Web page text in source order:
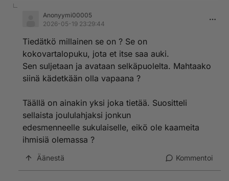
Anonyymi00005
2026-05-19 23:29:44
Tiedätkö millainen se on ? Se on
kokovartalopuku, jota et itse saa auki.
Sen suljetaan ja avataan selkäpuolelta. Mahtaako
siinä kädetkään olla vapaana ?
Täällä on ainakin yksi joka tietää. Suositteli
sellaista joululahjaksi jonkun
edesmenneelle sukulaiselle, eikö ole kaameita
ihmisiä olemassa ?
Äänestä Kommentoi